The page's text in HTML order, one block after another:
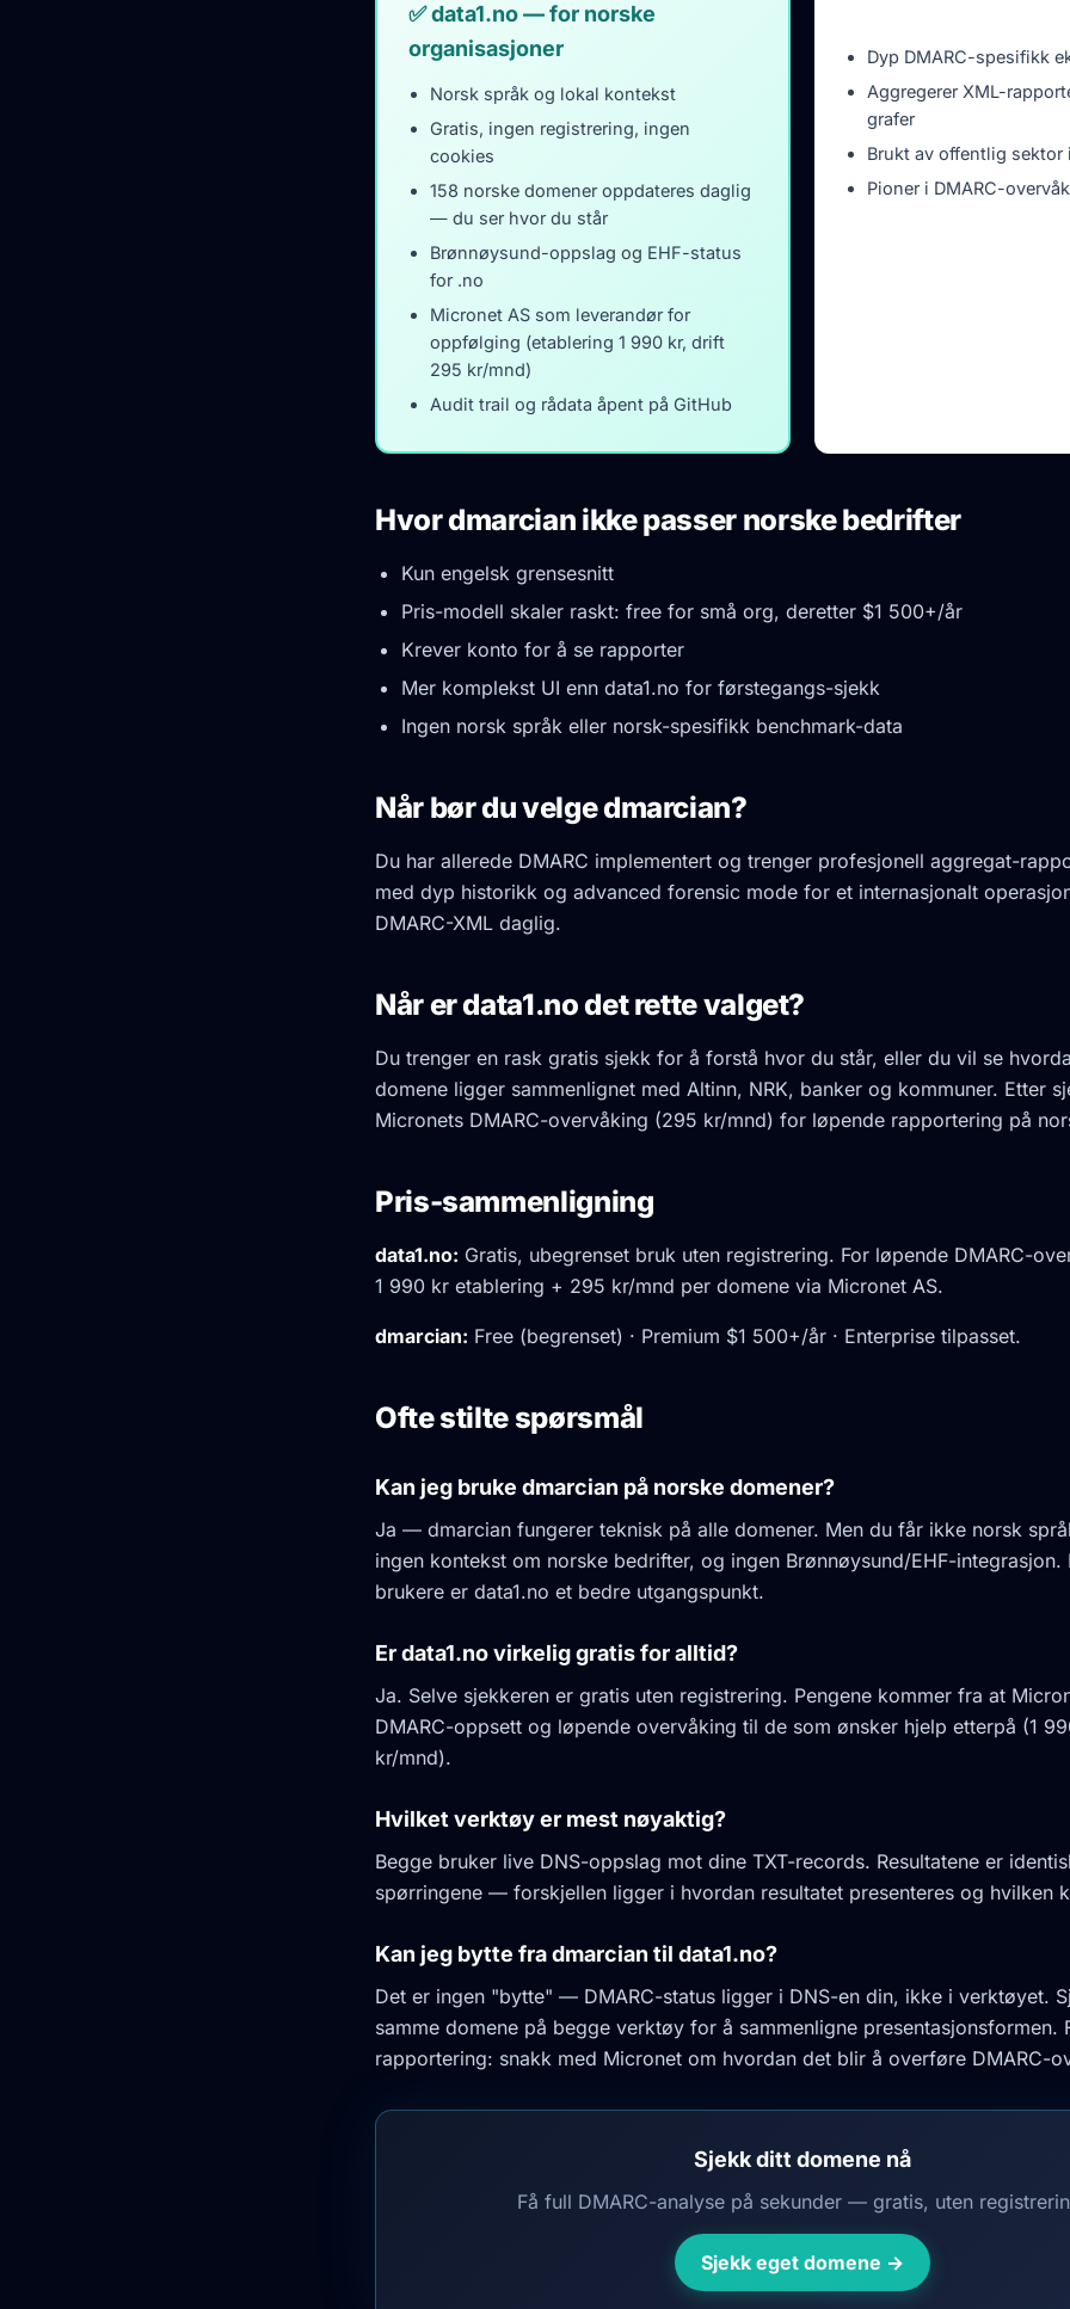
✅ data1.no — for norske
organisasjoner
Norsk språk og lokal kontekst
Gratis, ingen registrering, ingen
cookies
158 norske domener oppdateres daglig
— du ser hvor du står
Brønnøysund-oppslag og EHF-status
for .no
Micronet AS som leverandør for
oppfølging (etablering 1 990 kr, drift
295 kr/mnd)
Audit trail og rådata åpent på GitHub
Dyp DMARC-spesifikk
Aggregerer XML-
grafer
Brukt av offentlig sektor
Pioner i DMARC-
Hvor dmarcian ikke passer norske bedrifter
Kun engelsk grensesnitt
Pris-modell skaler raskt: free for små org, deretter $1 500+/år
Krever konto for å se rapporter
Mer komplekst UI enn data1.no for førstegangs-sjekk
Ingen norsk språk eller norsk-spesifikk benchmark-data
Når bør du velge dmarcian?
Du har allerede DMARC implementert og trenger profesjonell aggregat-
med dyp historikk og advanced forensic mode for et internasjonalt
DMARC-XML daglig.
Når er data1.no det rette valget?
Du trenger en rask gratis sjekk for å forstå hvor du står, eller du vil se
domene ligger sammenlignet med Altinn, NRK, banker og kommuner. Etter
Micronets DMARC-overvåking (295 kr/mnd) for løpende rapportering på
Pris-sammenligning
data1.no: Gratis, ubegrenset bruk uten registrering. For løpende DMARC-
1 990 kr etablering + 295 kr/mnd per domene via Micronet AS.
dmarcian: Free (begrenset) · Premium $1 500+/år · Enterprise tilpasset.
Ofte stilte spørsmål
Kan jeg bruke dmarcian på norske domener?
Ja — dmarcian fungerer teknisk på alle domener. Men du får ikke norsk
ingen kontekst om norske bedrifter, og ingen Brønnøysund/EHF-integrasjon.
brukere er data1.no et bedre utgangspunkt.
Er data1.no virkelig gratis for alltid?
Ja. Selve sjekkeren er gratis uten registrering. Pengene kommer fra at
DMARC-oppsett og løpende overvåking til de som ønsker hjelp etterpå (1
kr/mnd).
Hvilket verktøy er mest nøyaktig?
Begge bruker live DNS-oppslag mot dine TXT-records. Resultatene er
spørringene — forskjellen ligger i hvordan resultatet presenteres og hvilken
Kan jeg bytte fra dmarcian til data1.no?
Det er ingen "bytte" — DMARC-status ligger i DNS-en din, ikke i verktøyet.
samme domene på begge verktøy for å sammenligne presentasjonsformen.
rapportering: snakk med Micronet om hvordan det blir å overføre DMARC-
Sjekk ditt domene nå
Få full DMARC-analyse på sekunder — gratis, uten
Sjekk eget domene →